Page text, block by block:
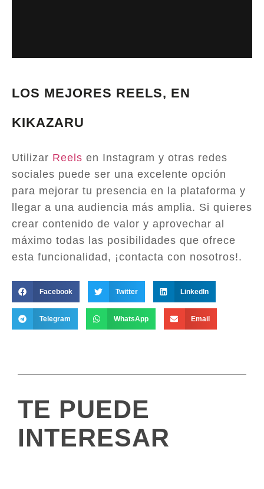
LOS MEJORES REELS, EN
KIKAZARU
Utilizar Reels en Instagram y otras redes
sociales puede ser una excelente opción
para mejorar tu presencia en la plataforma y
llegar a una audiencia más amplia. Si quieres
crear contenido de valor y aprovechar al
máximo todas las posibilidades que ofrece
esta funcionalidad, ¡contacta con nosotros!.
Facebook Twitter LinkedIn
Telegram WhatsApp Email
TE PUEDE
INTERESAR